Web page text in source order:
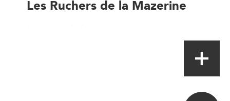
Les Ruchers de la Mazerine